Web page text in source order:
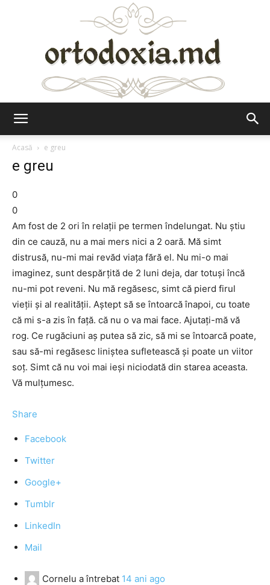
Acasă
e greu
e greu
0
0
Am fost de 2 ori în relaţii pe termen îndelungat. Nu ştiu
din ce cauză, nu a mai mers nici a 2 oară. Mă simt
distrusă, nu-mi mai revăd viaţa fără el. Nu mi-o mai
imaginez, sunt despărţită de 2 luni deja, dar totuşi încă
nu-mi pot reveni. Nu mă regăsesc, simt că pierd firul
vieţii şi al realităţii. Aştept să se întoarcă înapoi, cu toate
că mi s-a zis în faţă. că nu o va mai face. Ajutaţi-mă vă
rog. Ce rugăciuni aş putea să zic, să mi se întoarcă poate,
sau să-mi regăsesc liniştea sufletească şi poate un viitor
soţ. Simt că nu voi mai ieşi niciodată din starea aceasta.
Vă mulţumesc.
Share
Facebook
Twitter
Google+
Tumblr
LinkedIn
Mail
Cornelu a întrebat 14 ani ago